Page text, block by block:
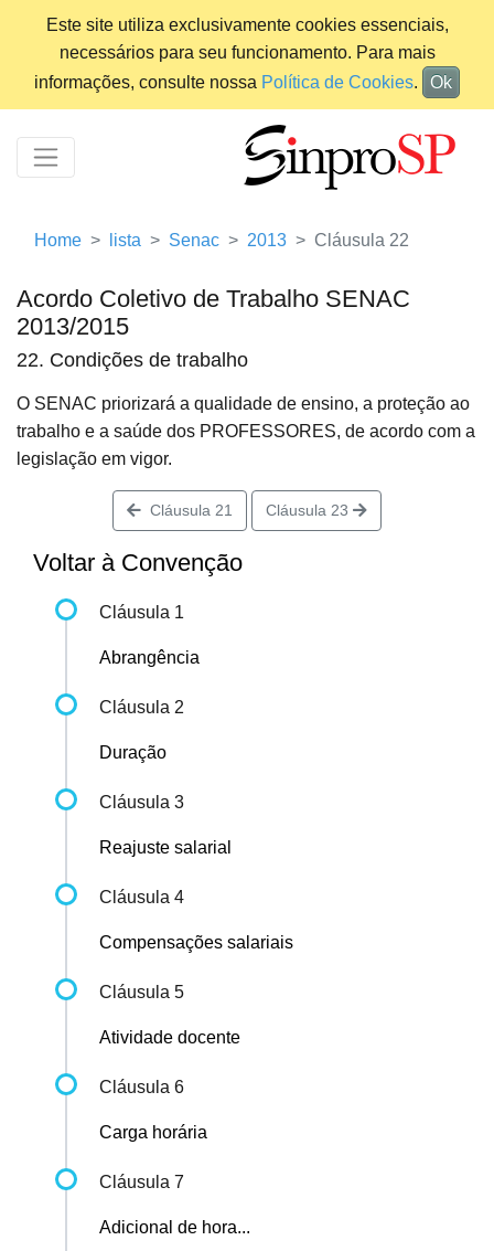
Este site utiliza exclusivamente cookies essenciais,
necessários para seu funcionamento. Para mais
informações, consulte nossa Política de Cookies. Ok
Home lista Senac 2013 Cláusula 22
Acordo Coletivo de Trabalho SENAC
2013/2015
22. Condições de trabalho
O SENAC priorizará a qualidade de ensino, a proteção ao
trabalho e a saúde dos PROFESSORES, de acordo com a
legislação em vigor.
Cláusula 21 Cláusula 23
Voltar à Convenção
Cláusula 1
Abrangência
Cláusula 2
Duração
Cláusula 3
Reajuste salarial
Cláusula 4
Compensações salariais
Cláusula 5
Atividade docente
Cláusula 6
Carga horária
Cláusula 7
Adicional de hora...